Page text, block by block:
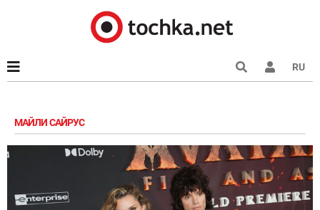
RU
МАЙЛИ САЙРУС